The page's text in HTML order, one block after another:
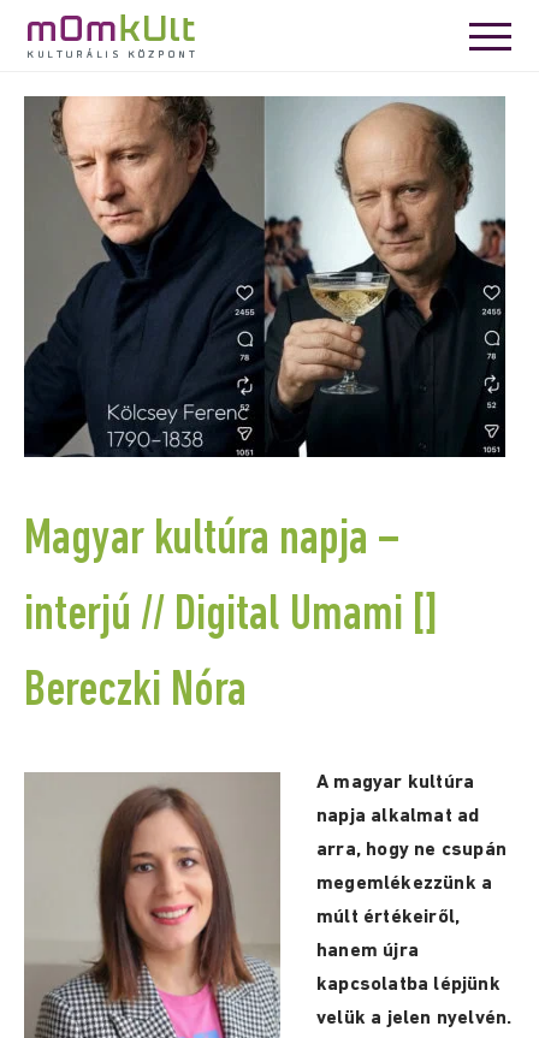
Magyar kultúra napja –
interjú // Digital Umami []
Bereczki Nóra
A magyar kultúra
napja alkalmat ad
arra, hogy ne csupán
megemlékezzünk a
múlt értékeiről,
hanem újra
kapcsolatba lépjünk
velük a jelen nyelvén.